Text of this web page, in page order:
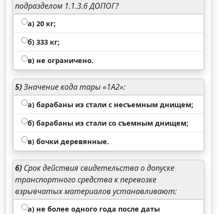
подразделом 1.1.3.6 ДОПОГ?
а) 20 кг;
б) 333 кг;
в) не ограничено.
5)Значение кода тары «1А2»:
а) барабаны из стали с несъемным днищем;
б) барабаны из стали со съемным днищем;
в) бочки деревянные.
6) Срок действия свидетельства о допуске
транспортного средства к перевозке
взрывчатых материалов устанавливают:
а) не более одного года после даты